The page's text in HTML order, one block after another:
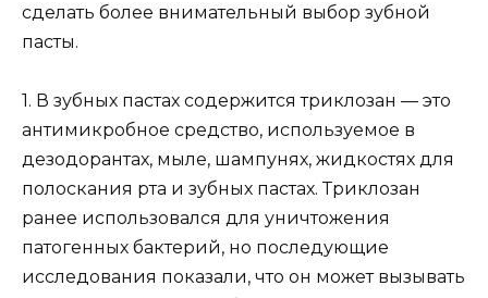
сделать более внимательный выбор зубной
пасты.
1. В зубных пастах содержится триклозан — это
антимикробное средство, используемое в
дезодорантах, мыле, шампунях, жидкостях для
полоскания рта и зубных пастах. Триклозан
ранее использовался для уничтожения
патогенных бактерий, но последующие
исследования показали, что он может вызывать